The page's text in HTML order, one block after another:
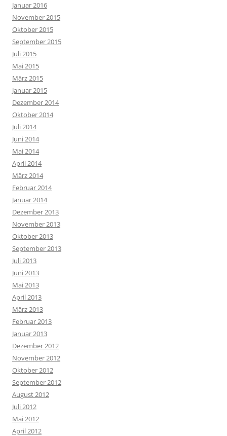
Januar 2016
November 2015
Oktober 2015
September 2015
Juli 2015
Mai 2015
März 2015
Januar 2015
Dezember 2014
Oktober 2014
Juli 2014
Juni 2014
Mai 2014
April 2014
März 2014
Februar 2014
Januar 2014
Dezember 2013
November 2013
Oktober 2013
September 2013
Juli 2013
Juni 2013
Mai 2013
April 2013
März 2013
Februar 2013
Januar 2013
Dezember 2012
November 2012
Oktober 2012
September 2012
August 2012
Juli 2012
Mai 2012
April 2012